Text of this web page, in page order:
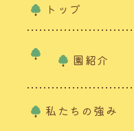
トップ
園紹介
私たちの強み